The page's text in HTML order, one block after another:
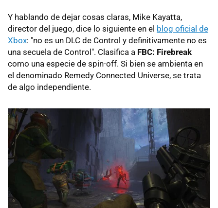
Y hablando de dejar cosas claras, Mike Kayatta,
director del juego, dice lo siguiente en el blog oficial de
Xbox: "no es un DLC de Control y definitivamente no es
una secuela de Control". Clasifica a FBC: Firebreak
como una especie de spin-off. Si bien se ambienta en
el denominado Remedy Connected Universe, se trata
de algo independiente.